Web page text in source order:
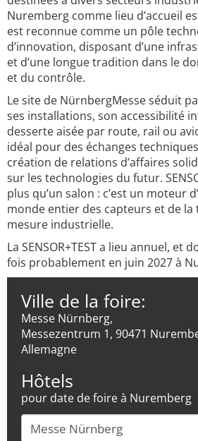
Nuremberg comme lieu d’accueil
est reconnue comme un pôle
d’innovation, disposant d’une
et d’une longue tradition dans le
et du contrôle.
Le site de NürnbergMesse séduit
ses installations, son accessibilité
desserte aisée par route, rail ou
idéal pour des échanges
création de relations d’affaires
sur les technologies du futur.
plus qu’un salon : c’est un moteur
monde entier des capteurs et de la
mesure industrielle.
La SENSOR+TEST a lieu annuel, et
fois probablement en juin 2027 à
Ville de la foire:
Messe Nürnberg,
Messezentrum 1, 90471
Allemagne
Hôtels
pour date de foire à Nuremberg